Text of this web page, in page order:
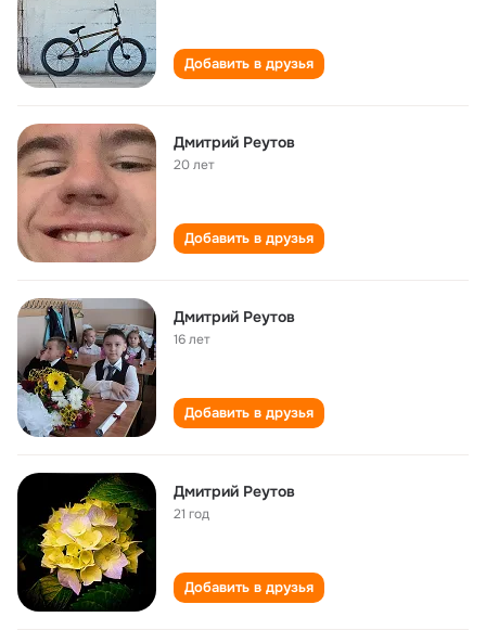
Добавить в друзья
Дмитрий Реутов
20 лет
Добавить в друзья
Дмитрий Реутов
16 лет
Добавить в друзья
Дмитрий Реутов
21 год
Добавить в друзья